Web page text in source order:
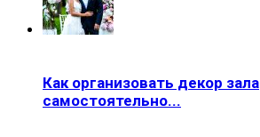
Как организовать декор зала
самостоятельно...